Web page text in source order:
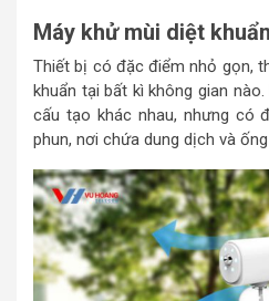
Máy khử mùi diệt
Thiết bị có đặc điểm nhỏ gọn,
khuẩn tại bất kì không gian
cấu tạo khác nhau, nhưng có
phun, nơi chứa dung dịch và